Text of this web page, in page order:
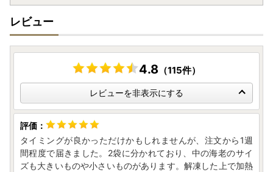
レビュー
4.8 （115件）
レビューを非表示にする
タイミングが良かっただけかもしれませんが、注文から1週
間程度で届きました。2袋に分かれており、中の海老のサイ
ズも大きいものや小さいものがあります。解凍した上で加熱